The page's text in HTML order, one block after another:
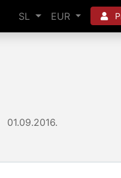
SL EUR
01.09.2016.